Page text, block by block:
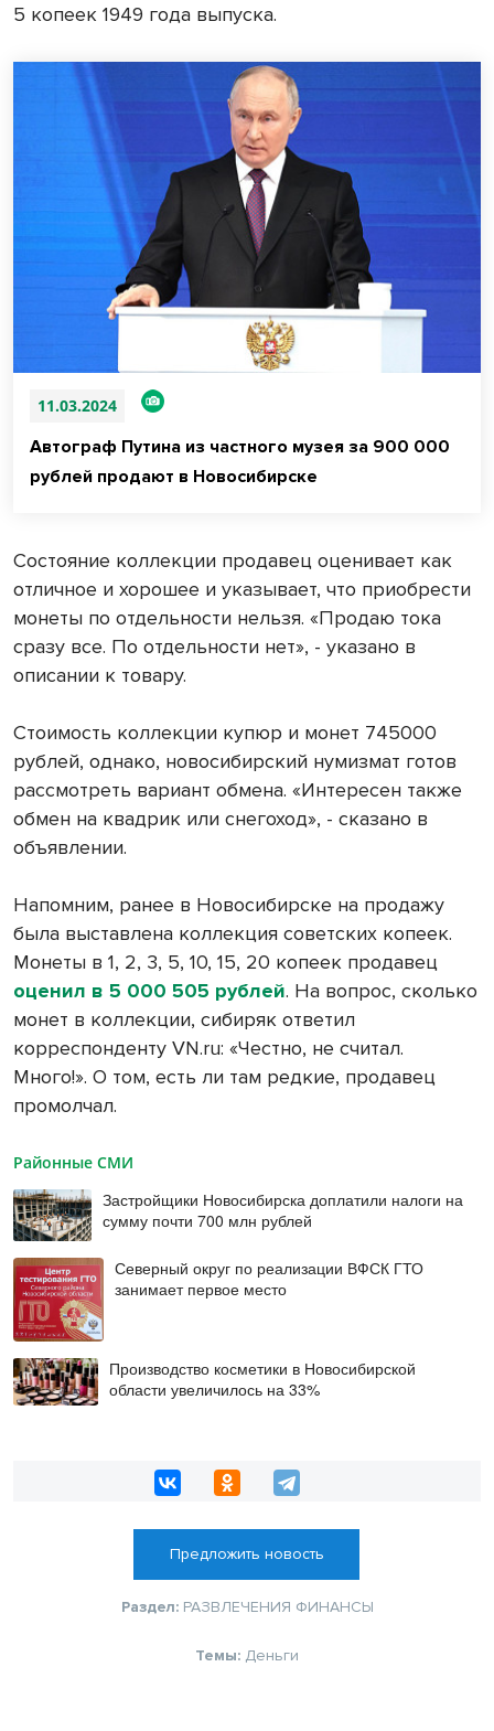
5 копеек 1949 года выпуска.
11.03.2024
Автограф Путина из частного музея за 900 000
рублей продают в Новосибирске
Состояние коллекции продавец оценивает как
отличное и хорошее и указывает, что приобрести
монеты по отдельности нельзя. «Продаю тока
сразу все. По отдельности нет», - указано в
описании к товару.
Стоимость коллекции купюр и монет 745000
рублей, однако, новосибирский нумизмат готов
рассмотреть вариант обмена. «Интересен также
обмен на квадрик или снегоход», - сказано в
объявлении.
Напомним, ранее в Новосибирске на продажу
была выставлена коллекция советских копеек.
Монеты в 1, 2, 3, 5, 10, 15, 20 копеек продавец
оценил в 5 000 505 рублей. На вопрос, сколько
монет в коллекции, сибиряк ответил
корреспонденту VN.ru: «Честно, не считал.
Много!». О том, есть ли там редкие, продавец
промолчал.
Районные СМИ
Застройщики Новосибирска доплатили налоги на
сумму почти 700 млн рублей
Северный округ по реализации ВФСК ГТО
занимает первое место
Производство косметики в Новосибирской
области увеличилось на 33%
Предложить новость
Раздел: РАЗВЛЕЧЕНИЯ ФИНАНСЫ
Темы: Деньги